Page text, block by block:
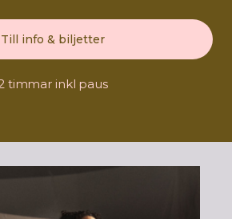
Till info & biljetter
timmar inkl paus